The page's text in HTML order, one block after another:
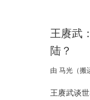
王赓武
陆？
由 马光（搬
王赓武谈